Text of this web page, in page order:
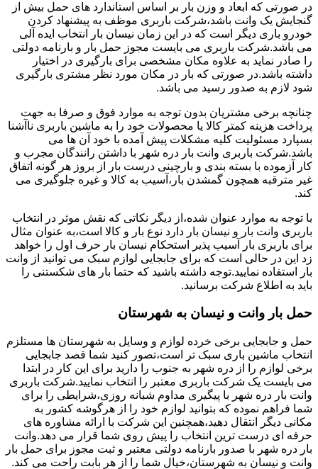
در صورتی که ابعاد و وزن بار بر اساس استاندارد های حمل بیش از
گنجایش یک وانت باشد،شرکت باربری موظف به پیشنهاد کردن
خودرو باری دیگر است که در این زمان نیسان بار انتخاب ایده آلی
می باشد.شرکت باربری می بایست مجوز حمل بار و بارنامه دولتی
را صادر نماید به علاوه مکان مشخصی برای بارگیری در اختیار
داشته باشد.در صورتی که بار در مکان مورد نظر مشتری بارگیری
شود لازم به صدور رسید می باشد.
چنانچه برخی مشتریان بدون توجه به موارد فوق و صرفا به جهت
پرداخت هزینه کمتر کالا یا محصولات خود را به ماشین باربری ناآشنا
بسپارد مسئولیت کلیه مشکلات پیش آمده با خود آن ها می
باشد.شرکت باربری وانت بار دره شهر با داشتن رانندگان مجرب و
کار آزموده با بسته بندی و بارچینی درست بار از بروز هر گونه اتفاق
غیر مترقبه همچون گمشدن بار،آسیب به کالا و غیره جلوگیری می
کند.
با توجه به موارد عنوان شده،از دیگر نکاتی که نقش موثر در انتخاب
باربری وانت بار و نیسان بار دارد نوع بار و کالا است،به عنوان مثال
برای باربری بار آسیب پذیر استحکام نیسان بار حرف اول را خواهد
زد این در حالی است که برای جابجایی لوازم سبک می توانید از وانت
بار استفاده نمایید.توجه داشته باشید که حتما بار های شکستنی را
باید به اطلاع شرکت برسانید.
حمل بار وانت و نیسان به شهرستان
حمل و جابجایی برخی خرده لوازم و وسایل به شهرستان ها مستلزم
انتخاب ماشین باری سبک تر است،تصور کنید شما قصد جابجایی
برخی لوازم را از دره شهر به جنوب را دارید برای این کار در ابتدا
می بایست یک شرکت باربری معتبر را انتخاب نمایید.شرکت باربری
وانت بار دره شهر با پیگیری مداوم شبانه روزی،شرایطی را برای
شما فراهم نموده که بتوانید لوازم خود را از هرگوشه کشور به
مکانی دیگر انتقال دهید،همچنین این شرکت با ارائه مشاوره های
حرفه ای درست ترین انتخاب را پیش روی شما قرار می دهد.وانت
بار دره شهر با صدور بارنامه دولتی معتبر و ثبت مجوز برای حمل بار
وانت و نیسان به شهرستان،خیال شما را از هر بابت راحت می کند.